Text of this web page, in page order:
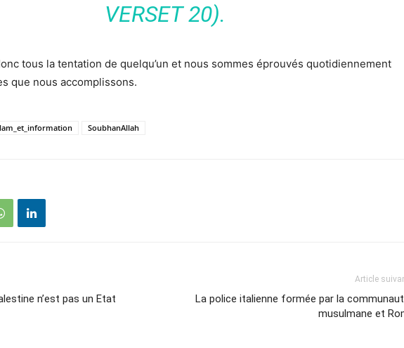
VERSET 20).
tous la tentation de quelqu’un et nous sommes éprouvés quotidiennement
que nous accomplissons.
SoubhanAllah
n’est pas un Etat
Article
La police italienne formée par la
musulmane et